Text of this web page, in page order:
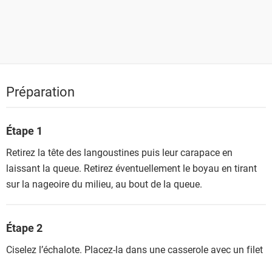
Préparation
Étape 1
Retirez la tête des langoustines puis leur carapace en
laissant la queue. Retirez éventuellement le boyau en tirant
sur la nageoire du milieu, au bout de la queue.
Étape 2
Ciselez l’échalote. Placez-la dans une casserole avec un filet